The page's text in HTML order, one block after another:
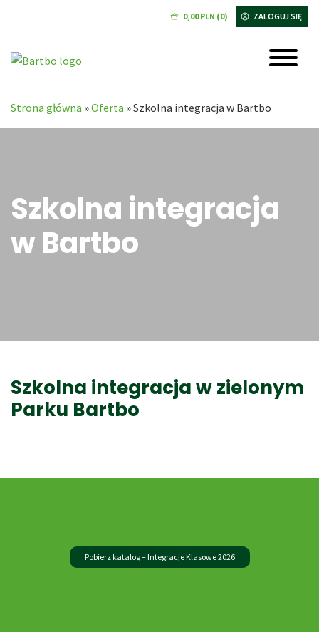
0,00PLN (0) ZALOGUJ SIĘ
Strona główna »Oferta »Szkolna integracja w Bartbo
Szkolna integracja
w Bartbo
Szkolna integracjaw zielonym
Parku Bartbo
Pobierz katalog – Integracje Klasowe 2026